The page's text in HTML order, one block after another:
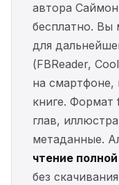
автора
бесплатно. Вы
для
(FBReader,
на смартфоне,
книге. Формат
глав,
метаданные.
чтение
без